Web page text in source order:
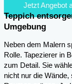
Jetzt Angebot
Teppich
Umgebung
Neben dem Malern
Rolle. Tapezierer in
zum Detail. Sie
nicht nur die